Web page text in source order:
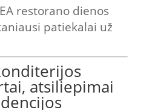
restorano dienos
patiekalai už
atsiliepimai